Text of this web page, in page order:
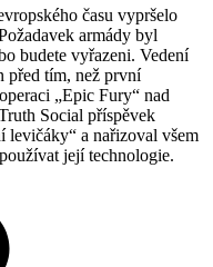
času vypršelo
armády byl
budete vyřazeni. Vedení
před tím, než první
„Epic Fury“ nad
Social příspěvek
a nařizoval všem
její technologie.